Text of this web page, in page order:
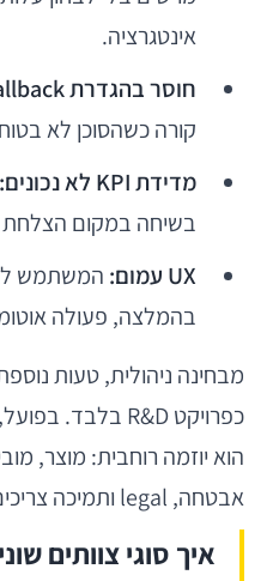
אינטגרציה.
חוסר בהגדרת fallback:
קורה כשהסוכן לא
מדידת KPI לא נכונים:
בשיחה במקום
UX עמום:
המשתמש
בהמלצה, פעולה
מבחינה ניהולית, טעות
אבטחה, legal ותמיכה צריכים להיות מעורבים מוקדם.
איך סוגי צוותים